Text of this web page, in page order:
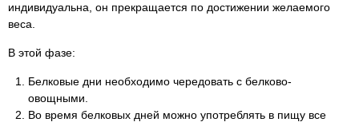
индивидуальна, он прекращается по достижении желаемого
веса.
В этой фазе:
Белковые дни необходимо чередовать с белково-
овощными.
Во время белковых дней можно употреблять в пищу все